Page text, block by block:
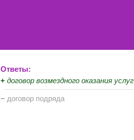
Ответы:
+ договор возмездного оказания услуг
− договор подряда